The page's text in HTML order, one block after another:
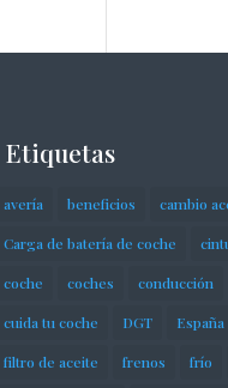
Etiquetas
avería beneficios cambio
Carga de batería de coche
coche coches conducción
cuida tu coche DGT España
filtro de aceite frenos frío